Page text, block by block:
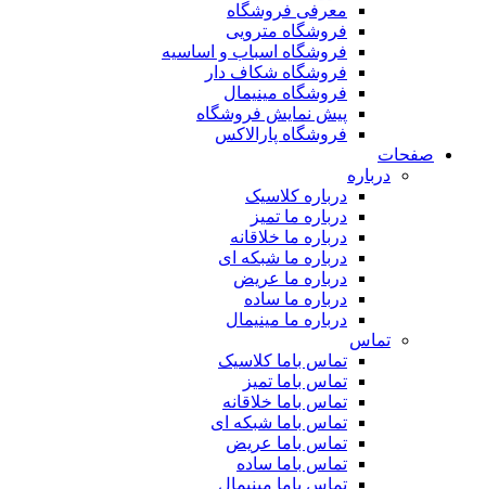
معرفی فروشگاه
فروشگاه مترویی
فروشگاه اسباب و اساسیه
فروشگاه شکاف دار
فروشگاه مینیمال
پیش نمایش فروشگاه
فروشگاه پارالاکس
صفحات
درباره
درباره کلاسیک
درباره ما تمیز
درباره ما خلاقانه
درباره ما شبکه ای
درباره ما عریض
درباره ما ساده
درباره ما مینیمال
تماس
تماس باما کلاسیک
تماس باما تمیز
تماس باما خلاقانه
تماس باما شبکه ای
تماس باما عریض
تماس باما ساده
تماس باما مینیمال